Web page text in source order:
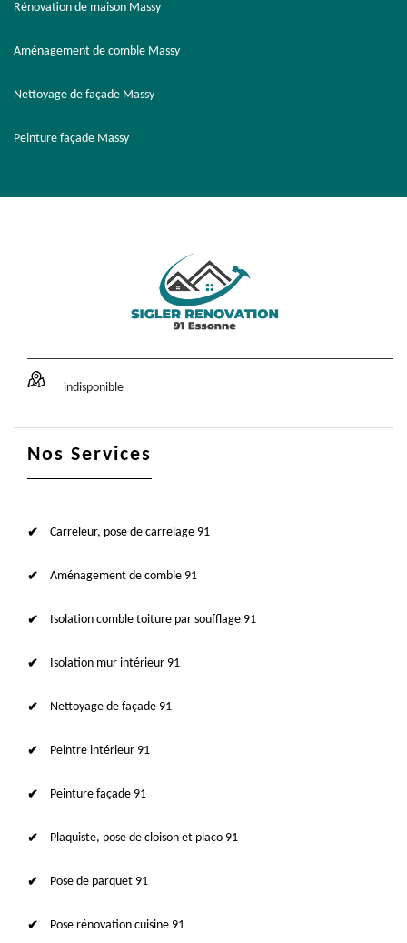
Rénovation de maison Massy
Aménagement de comble Massy
Nettoyage de façade Massy
Peinture façade Massy
indisponible
Nos Services
Carreleur, pose de carrelage 91
Aménagement de comble 91
Isolation comble toiture par soufflage 91
Isolation mur intérieur 91
Nettoyage de façade 91
Peintre intérieur 91
Peinture façade 91
Plaquiste, pose de cloison et placo 91
Pose de parquet 91
Pose rénovation cuisine 91